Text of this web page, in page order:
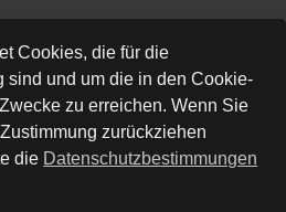
Cookies, die für die
sind und um die in den Cookie-
zu erreichen. Wenn Sie
zurückziehen
die Datenschutzbestimmungen